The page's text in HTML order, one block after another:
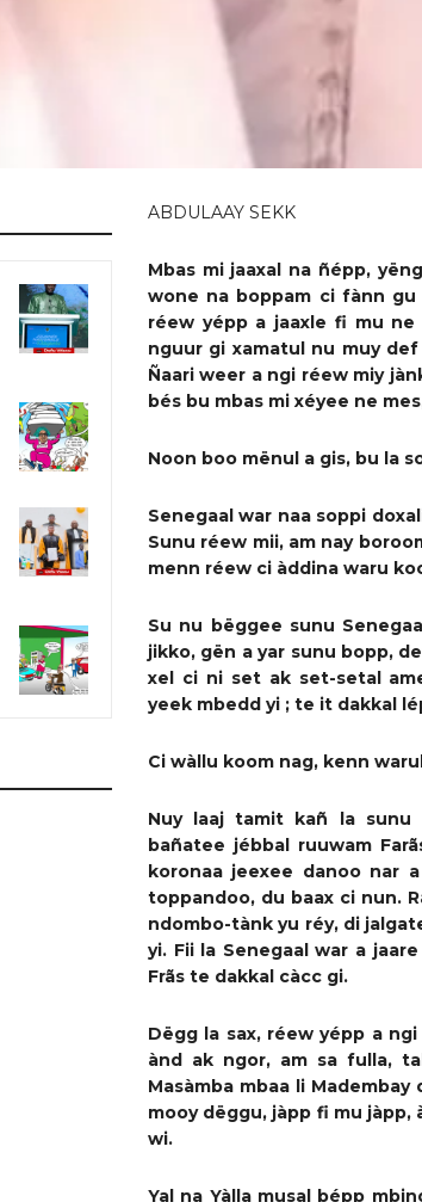
ABDULAAY SEKK
Mbas mijaaxal na ñépp,
wone na boppam ci fànn gu
réew yéppa jaaxle fi mu ne
nguur gi xamatulnu muy
Ñaari weer a ngi réew miy
bés bu mbas mi xéyee ne
Noon boo mënul a gis, bu la
Senegaal war naa soppi doxal
Sunu réew mii, am nay
menn réew ci àddina waru ko
Su nu bëggee sunu Senega
jikko, gën a yar sunu bopp,
xel ci ni set ak set-setal
yeek mbedd yi ; te it dakkal
Ci wàllu koom nag, kenn
Nuy laaj tamit kañ lasunu
bañatee jébbal ruuwam
koronaa jeexee danoo nar
toppandoo, du baax ci nun.
ndombo-tànk yu réy, di jalgat
yi. Fii la Senegaalwar a jaare
Frãste dakkal càcc gi.
Dëgg la sax, réew yépp a
ànd ak ngor, am sa fulla,
Masàmba mbaa li Madembay
mooy dëggu, jàpp fi mu jàpp,
wi.
Yal na Yàlla musal bépp